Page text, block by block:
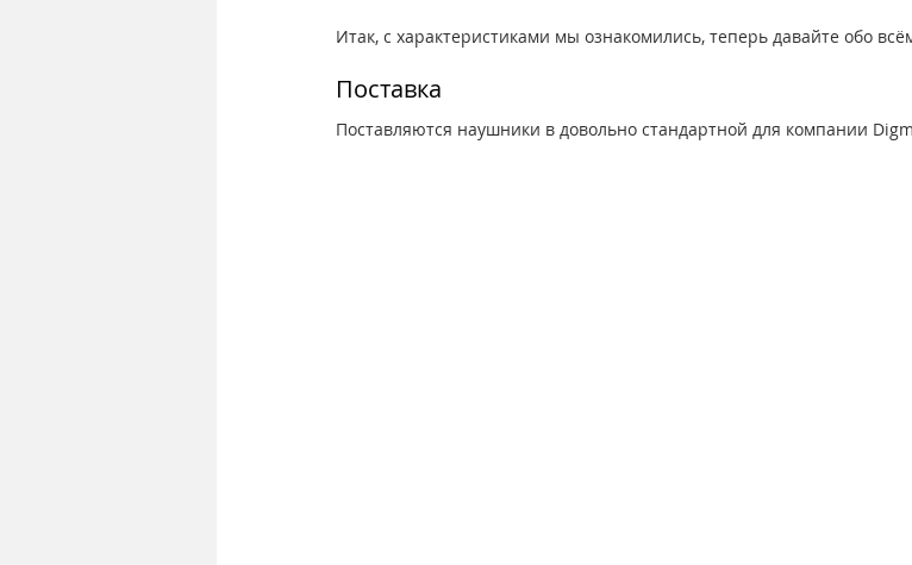
Итак, с характеристиками мы ознакомились, теперь давайте обо
Поставка
Поставляются наушники в довольно стандартной для компании